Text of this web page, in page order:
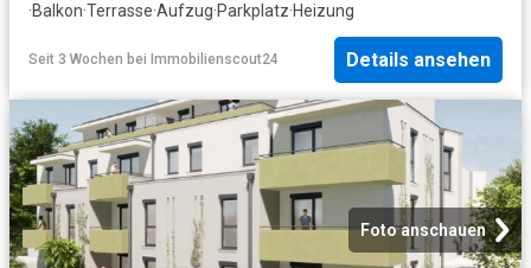
·Balkon·Terrasse·Aufzug·Parkplatz·Heizung
Seit 3 Wochen bei Immobilienscout24 Details ansehen
Foto anschauen